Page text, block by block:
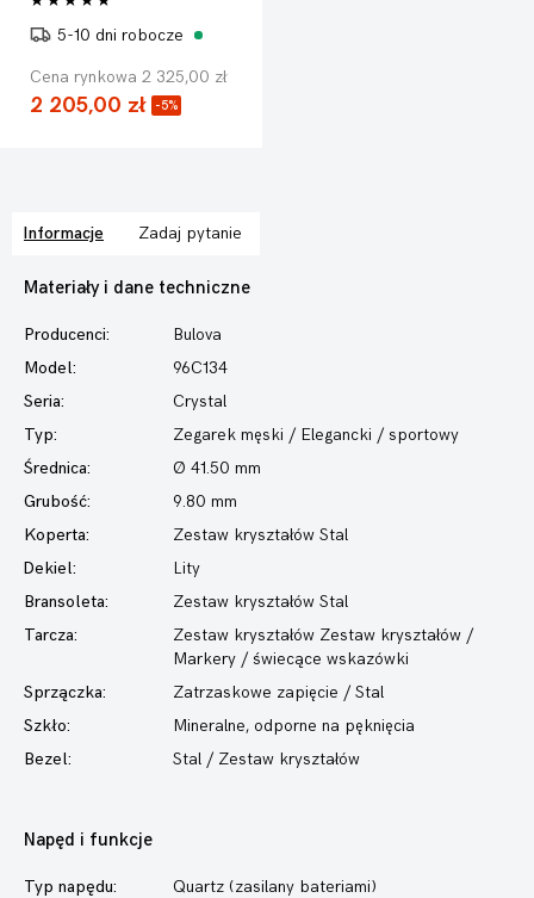
5-10 dni robocze
Cena rynkowa 2 325,00 zł
2 205,00 zł -5%
Informacje Zadaj pytanie
Materiały i dane techniczne
Producenci:
Bulova
Model:
96C134
Seria:
Crystal
Typ:
Zegarek męski / Elegancki / sportowy
Średnica:
Ø 41.50 mm
Grubość:
9.80 mm
Koperta:
Zestaw kryształów Stal
Dekiel:
Lity
Bransoleta:
Zestaw kryształów Stal
Tarcza:
Zestaw kryształów Zestaw kryształów /
Markery / świecące wskazówki
Sprzączka:
Zatrzaskowe zapięcie / Stal
Szkło:
Mineralne, odporne na pęknięcia
Bezel:
Stal / Zestaw kryształów
Napęd i funkcje
Typ napędu: Quartz (zasilany bateriami)